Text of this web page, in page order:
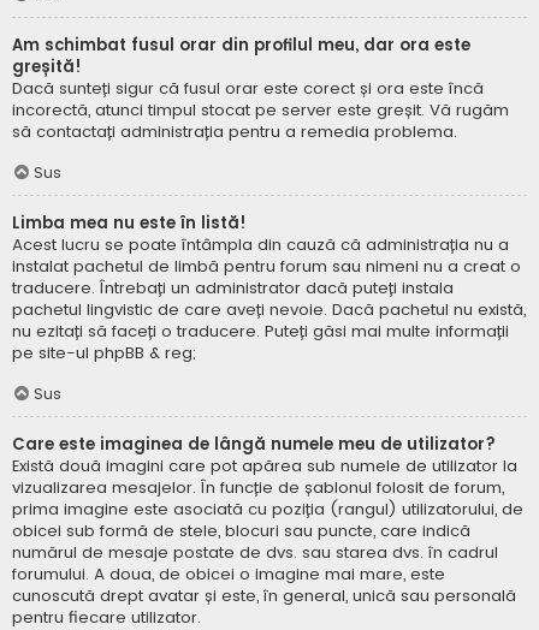
Am schimbat fusul orar din profilul meu, dar ora este
greșită!
Dacă sunteți sigur că fusul orar este corect și ora este încă
incorectă, atunci timpul stocat pe server este greșit. Vă rugăm
să contactați administrația pentru a remedia problema.
Sus
Limba mea nu este în listă!
Acest lucru se poate întâmpla din cauză că administrația nu a
instalat pachetul de limbă pentru forum sau nimeni nu a creat o
traducere. Întrebați un administrator dacă puteți instala
pachetul lingvistic de care aveți nevoie. Dacă pachetul nu există,
nu ezitați să faceți o traducere. Puteți găsi mai multe informații
pe site-ul phpBB & reg;
Sus
Care este imaginea de lângă numele meu de utilizator?
Există două imagini care pot apărea sub numele de utilizator la
vizualizarea mesajelor. În funcție de șablonul folosit de forum,
prima imagine este asociată cu poziția (rangul) utilizatorului, de
obicei sub formă de stele, blocuri sau puncte, care indică
numărul de mesaje postate de dvs. sau starea dvs. în cadrul
forumului. A doua, de obicei o imagine mai mare, este
cunoscută drept avatar și este, în general, unică sau personală
pentru fiecare utilizator.